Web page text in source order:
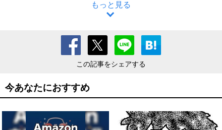
もっと見る
この記事をシェアする
今あなたにおすすめ